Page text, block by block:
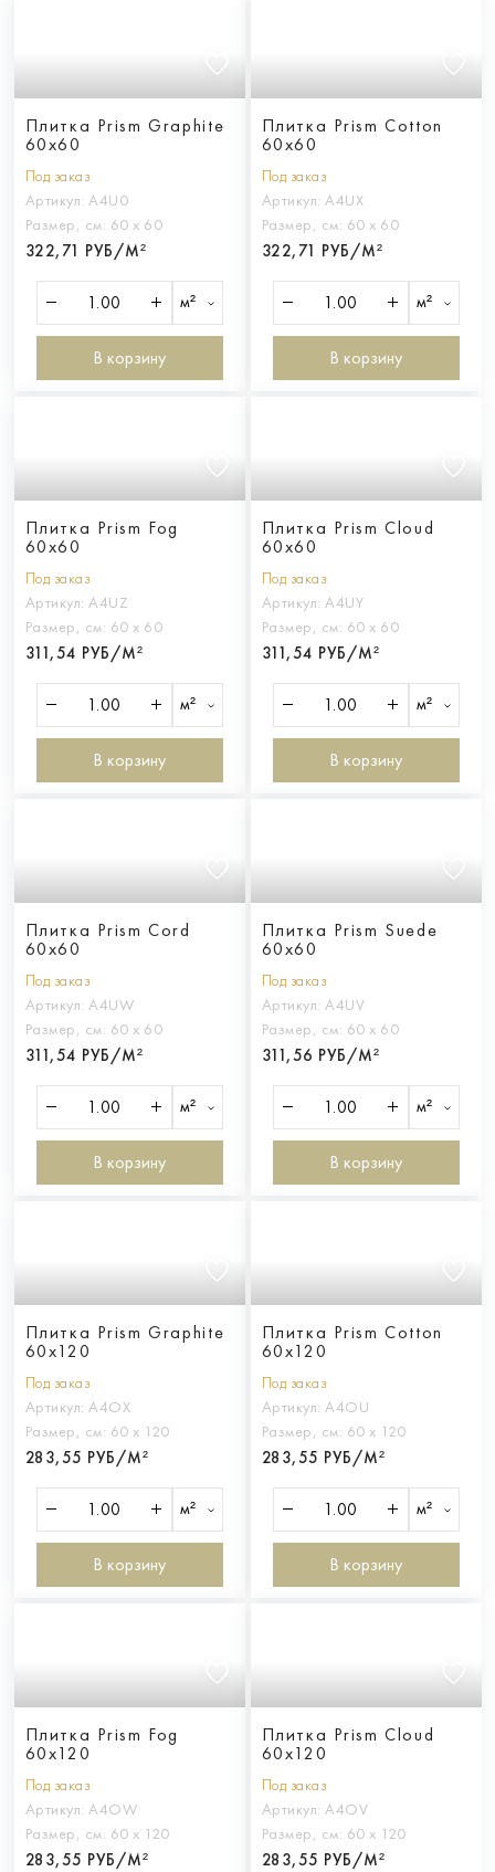
Плитка Prism Graphite
60x60
Под заказ
Артикул: A4U0
Размер, см: 60 х 60
322,71 РУБ/М²
м²
В корзину
Плитка Prism Cotton
60x60
Под заказ
Артикул: A4UX
Размер, см: 60 х 60
322,71 РУБ/М²
м²
В корзину
Плитка Prism Fog
60x60
Под заказ
Артикул: A4UZ
Размер, см: 60 х 60
311,54 РУБ/М²
м²
В корзину
Плитка Prism Cloud
60x60
Под заказ
Артикул: A4UY
Размер, см: 60 х 60
311,54 РУБ/М²
м²
В корзину
Плитка Prism Cord
60x60
Под заказ
Артикул: A4UW
Размер, см: 60 х 60
311,54 РУБ/М²
м²
В корзину
Плитка Prism Suede
60x60
Под заказ
Артикул: A4UV
Размер, см: 60 х 60
311,56 РУБ/М²
м²
В корзину
Плитка Prism Graphite
60x120
Под заказ
Артикул: A4OX
Размер, см: 60 х 120
283,55 РУБ/М²
м²
В корзину
Плитка Prism Cotton
60x120
Под заказ
Артикул: A4OU
Размер, см: 60 х 120
283,55 РУБ/М²
м²
В корзину
Плитка Prism Fog
60x120
Под заказ
Артикул: A4OW
Размер, см: 60 х 120
283,55 РУБ/М²
Плитка Prism Cloud
60x120
Под заказ
Артикул: A4OV
Размер, см: 60 х 120
283,55 РУБ/М²